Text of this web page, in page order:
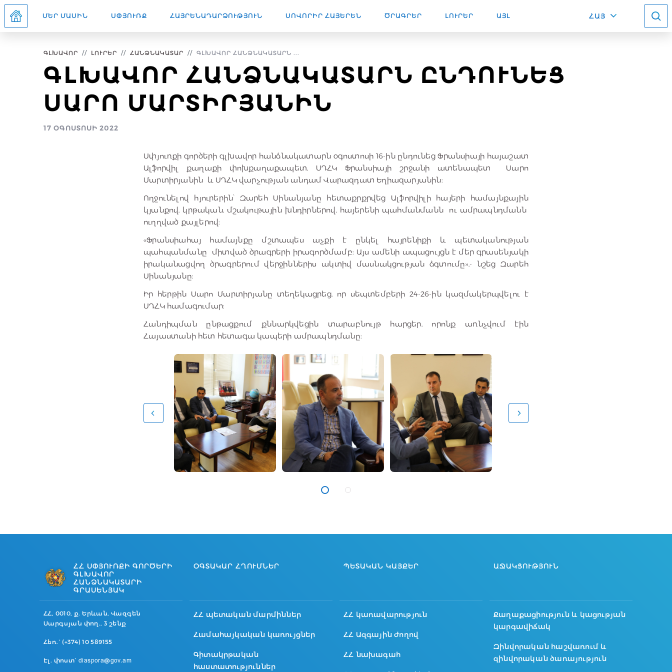
ՄԵՐ ՄԱՍԻՆ ՍՓՅՈՒՌՔ ՀԱՅՐԵՆԱԴԱՐՁՈՒԹՅՈՒՆ ՍՈՎՈՐԻՐ ՀԱՅԵՐԵՆ ԾՐԱԳՐԵՐ ԼՈՒՐԵՐ ԱՅԼ ՀԱՅ
ԳԼԽԱՎՈՐ ԼՈՒՐԵՐ ՀԱՆՁՆԱԿԱՏԱՐ ԳԼԽԱՎՈՐ ՀԱՆՁՆԱԿԱՏԱՐՆ ...
ԳԼԽԱՎՈՐ ՀԱՆՁՆԱԿԱՏԱՐՆ ԸՆԴՈՒՆԵՑ
ՍԱՐՈ ՄԱՐՏԻՐՅԱՆԻՆ
17 ՕԳՈՍՏՈՍԻ 2022
Սփյուռքի գործերի գլխավոր հանձնակատարն օգոստոսի 16-ին ընդունեց Ֆրանսիայի հայաշատ
Ալֆորվիլ քաղաքի փոխքաղաքապետ, ՍԴՀԿ Ֆրանսիայի շրջանի ատենապետ Սարո
Մարտիրյանին և ՍԴՀԿ վարչության անդամ Վարազդատ Եղիազարյանին:
Ողջունելով հյուրերին՝ Զարեհ Սինանյանը հետաքրքրվեց Ալֆորվիլի հայերի համայնքային
կյանքով, կրթական, մշակութային խնդիրներով, հայերենի պահմանմանն ու ամրապնդմանն
ուղղված քայլերով:
«Ֆրանսիահայ համայնքը մշտապես աչքի է ընկել հայրենիքի և պետականության
պահպանմանը միտված ծրագրերի իրագործմամբ: Այս ամենի ապացույցն է մեր գրասենյակի
իրականացվող ծրագրերում վերջիններիս ակտիվ մասնակցության ձգտումը»,- նշեց Զարեհ
Սինանյանը:
Իր հերթին Սարո Մարտիրյանը տեղեկացրեց, որ սեպտեմբերի 24-26-ին կազմակերպվելու է
ՍԴՀԿ համագումար:
Հանդիպման ընթացքում քննարկվեցին տարաբնույթ հարցեր, որոնք առնչվում էին
Հայաստանի հետ հետագա կապերի ամրապնդմանը:
ՀՀ ՍՓՅՈՒՌՔԻ ԳՈՐԾԵՐԻ
ԳԼԽԱՎՈՐ
ՀԱՆՁՆԱԿԱՏԱՐԻ
ԳՐԱՍԵՆՅԱԿ
ՀՀ, 0010, ք. Երևան, Վազգեն
Սարգսյան փող., 3 շենք
Հեռ.` (+374) 10 589155
Էլ. փոստ` diaspora@gov.am
ՕԳՏԱԿԱՐ ՀՂՈՒՄՆԵՐ
ՀՀ պետական մարմիններ
Համահայկական կառույցներ
Գիտակրթական
հաստատություններ
ՊԵՏԱԿԱՆ ԿԱՅՔԵՐ
ՀՀ կառավարություն
ՀՀ Ազգային ժողով
ՀՀ նախագահ
ԱՋԱԿՑՈՒԹՅՈՒՆ
Քաղաքացիություն և կացության
կարգավիճակ
Զինվորական հաշվառում և
զինվորական ծառայություն